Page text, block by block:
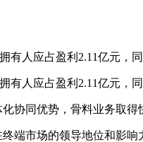
人应占盈利2.11亿元，同
人应占盈利2.11亿元，同
同优势，骨料业务取得
端市场的领导地位和影响